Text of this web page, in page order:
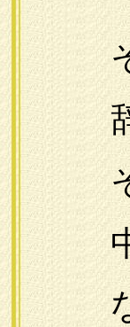
そし
辞職
そこ
中間
なに